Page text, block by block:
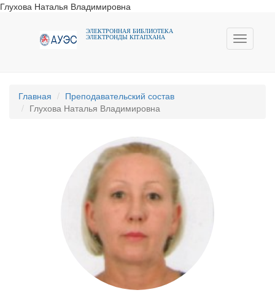
Глухова Наталья Владимировна
Toggle
ЭЛЕКТРОННАЯ БИБЛИОТЕКА
ЭЛЕКТРОНДЫ КIТАПХАНА
Главная
Преподавательский состав
Глухова Наталья Владимировна